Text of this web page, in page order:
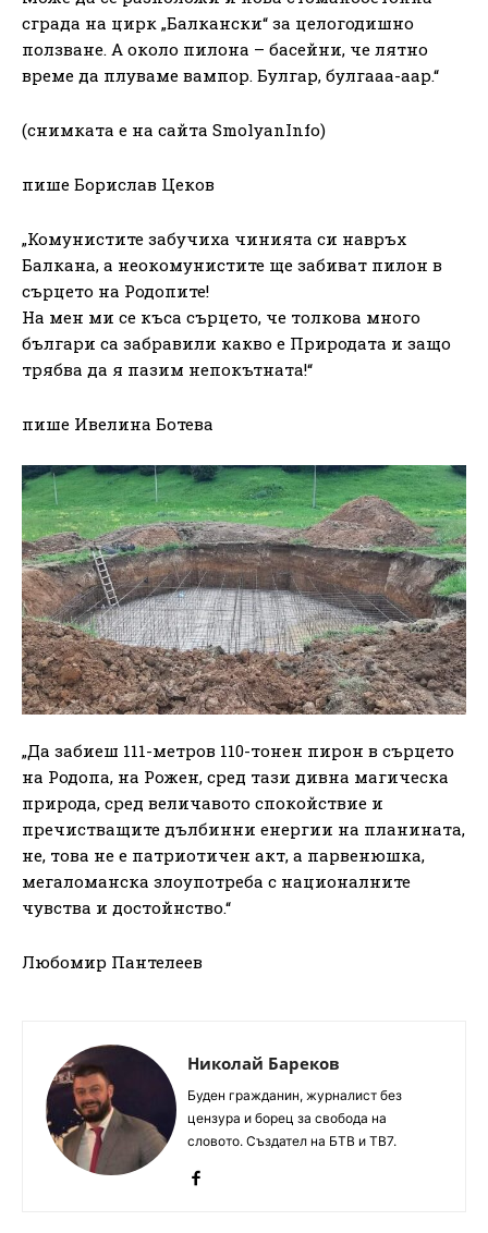
сграда на цирк „Балкански“ за целогодишно
ползване. А около пилона – басейни, че лятно
време да плуваме вампор. Булгар, булгааа-аар.“
(снимката е на сайта SmolyanInfo)
пише Борислав Цеков
„Комунистите забучиха чинията си навръх
Балкана, а неокомунистите ще забиват пилон в
сърцето на Родопите!
На мен ми се къса сърцето, че толкова много
българи са забравили какво е Природата и защо
трябва да я пазим непокътната!“
пише Ивелина Ботева
„Да забиеш 111-метров 110-тонен пирон в сърцето
на Родопа, на Рожен, сред тази дивна магическа
природа, сред величавото спокойствие и
пречистващите дълбинни енергии на планината,
не, това не е патриотичен акт, а парвенюшка,
мегаломанска злоупотреба с националните
чувства и достойнство.“
Любомир Пантелеев
Николай Бареков
Буден гражданин, журналист без
цензура и борец за свобода на
словото. Създател на БТВ и ТВ7.